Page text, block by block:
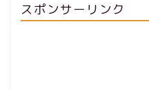
スポンサーリンク